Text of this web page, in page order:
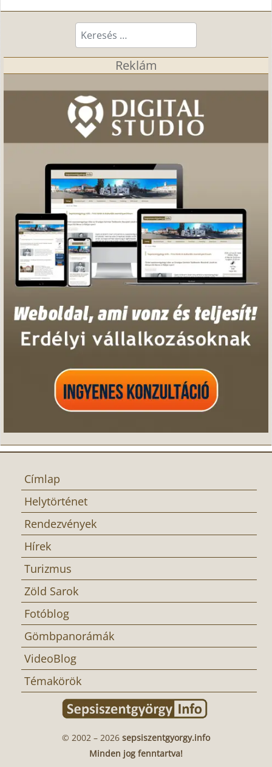
Keresés...
Reklám
Címlap
Helytörténet
Rendezvények
Hírek
Turizmus
Zöld Sarok
Fotóblog
Gömbpanorámák
VideoBlog
Témakörök
© 2002 – 2026 sepsiszentgyorgy.info
Minden jog fenntartva!